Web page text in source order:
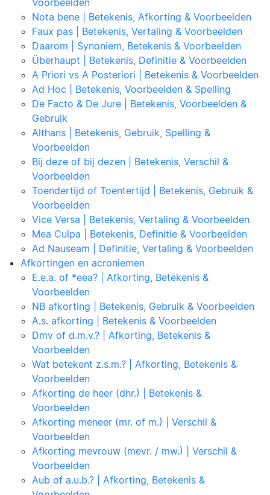
Voorbeelden
Nota bene | Betekenis, Afkorting & Voorbeelden
Faux pas | Betekenis, Vertaling & Voorbeelden
Daarom | Synoniem, Betekenis & Voorbeelden
Überhaupt | Betekenis, Definitie & Voorbeelden
A Priori vs A Posteriori | Betekenis & Voorbeelden
Ad Hoc | Betekenis, Voorbeelden & Spelling
De Facto & De Jure | Betekenis, Voorbeelden &
Gebruik
Althans | Betekenis, Gebruik, Spelling &
Voorbeelden
Bij deze of bij dezen | Betekenis, Verschil &
Voorbeelden
Toendertijd of Toentertijd | Betekenis, Gebruik &
Voorbeelden
Vice Versa | Betekenis, Vertaling & Voorbeelden
Mea Culpa | Betekenis, Definitie & Voorbeelden
Ad Nauseam | Definitie, Vertaling & Voorbeelden
Afkortingen en acroniemen
E.e.a. of *eea? | Afkorting, Betekenis &
Voorbeelden
NB afkorting | Betekenis, Gebruik & Voorbeelden
A.s. afkorting | Betekenis & Voorbeelden
Dmv of d.m.v.? | Afkorting, Betekenis &
Voorbeelden
Wat betekent z.s.m.? | Afkorting, Betekenis &
Voorbeelden
Afkorting de heer (dhr.) | Betekenis &
Voorbeelden
Afkorting meneer (mr. of m.) | Verschil &
Voorbeelden
Afkorting mevrouw (mevr. / mw.) | Verschil &
Voorbeelden
Aub of a.u.b.? | Afkorting, Betekenis &